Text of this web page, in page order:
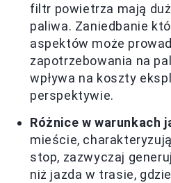
filtr powietrza mają
paliwa. Zaniedbanie
aspektów może
zapotrzebowania na
wpływa na koszty
perspektywie.
Różnice w warunkach
mieście,
stop, zazwyczaj
niż jazda w trasie,